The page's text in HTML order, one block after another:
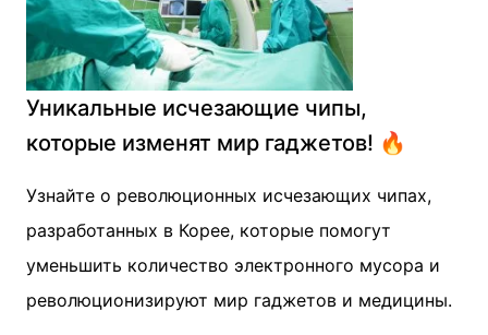
Уникальные исчезающие чипы,
которые изменят мир гаджетов! 🔥
Узнайте о революционных исчезающих чипах,
разработанных в Корее, которые помогут
уменьшить количество электронного мусора и
революционизируют мир гаджетов и медицины.